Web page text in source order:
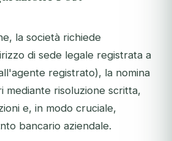
la società richiede
di sede legale registrata a
registrato), la nomina
mediante risoluzione scritta,
e, in modo cruciale,
bancario aziendale.